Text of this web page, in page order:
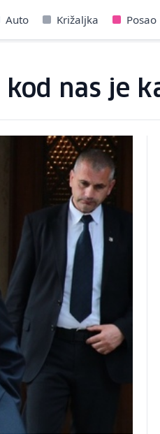
Auto Križaljka Posao
kod nas je